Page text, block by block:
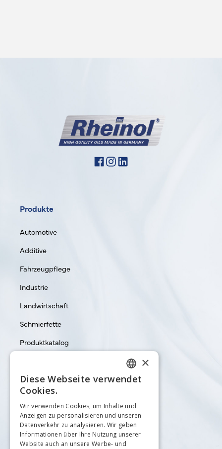
Produkte
Automotive
Additive
Fahrzeugpflege
Industrie
Landwirtschaft
Schmierfette
Produktkatalog
Rechtliches
Datenschutzerklärung
Impressum
GERMAN
×
Diese Webseite verwendet
Cookies.
Wir verwenden Cookies, um Inhalte und
Anzeigen zu personalisieren und unseren
Datenverkehr zu analysieren. Wir geben
Informationen über Ihre Nutzung unserer
Website auch an unsere Werbe- und